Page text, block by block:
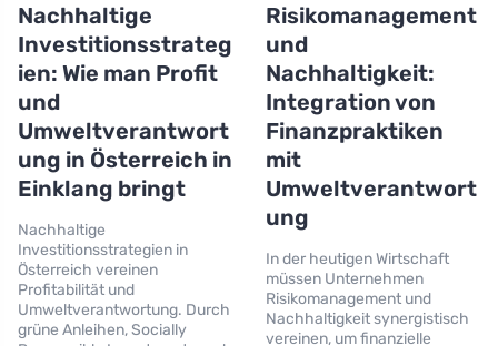
Nachhaltige
Investitionsstrateg
ien: Wie man Profit
und
Umweltverantwort
ung in Österreich in
Einklang bringt
Nachhaltige
Investitionsstrategien in
Österreich vereinen
Profitabilität und
Umweltverantwortung. Durch
grüne Anleihen, Socially
Risikomanagement
und
Nachhaltigkeit:
Integration von
Finanzpraktiken
mit
Umweltverantwort
ung
In der heutigen Wirtschaft
müssen Unternehmen
Risikomanagement und
Nachhaltigkeit synergistisch
vereinen, um finanzielle